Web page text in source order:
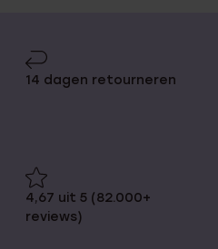
14 dagen retourneren
4,67 uit 5 (82.000+
reviews)